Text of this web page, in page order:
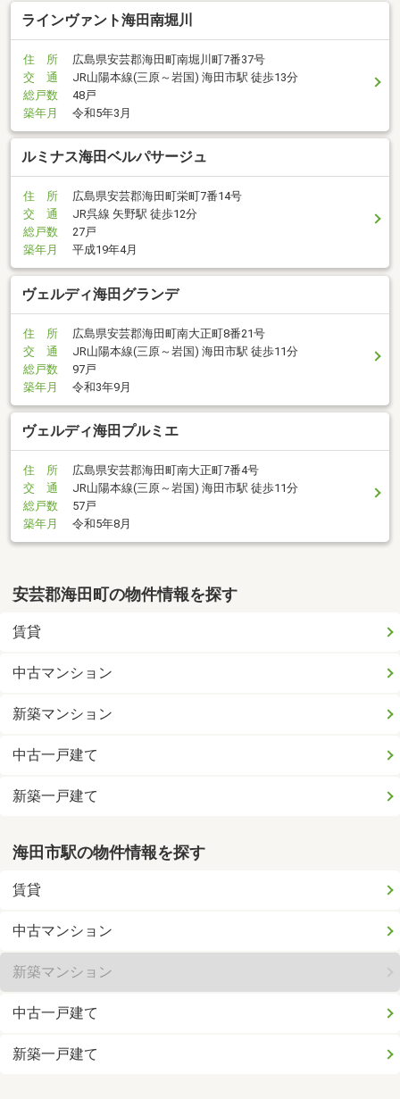
ラインヴァント海田南堀川
住 所
広島県安芸郡海田町南堀川町7番37号
交 通
JR山陽本線(三原～岩国) 海田市駅 徒歩13分
総戸数
48戸
築年月
令和5年3月
ルミナス海田ベルパサージュ
住 所
広島県安芸郡海田町栄町7番14号
交 通
JR呉線 矢野駅 徒歩12分
総戸数
27戸
築年月
平成19年4月
ヴェルディ海田グランデ
住 所
広島県安芸郡海田町南大正町8番21号
交 通
JR山陽本線(三原～岩国) 海田市駅 徒歩11分
総戸数
97戸
築年月
令和3年9月
ヴェルディ海田プルミエ
住 所
広島県安芸郡海田町南大正町7番4号
交 通
JR山陽本線(三原～岩国) 海田市駅 徒歩11分
総戸数
57戸
築年月
令和5年8月
安芸郡海田町の物件情報を探す
賃貸
中古マンション
新築マンション
中古一戸建て
新築一戸建て
海田市駅の物件情報を探す
賃貸
中古マンション
新築マンション
中古一戸建て
新築一戸建て